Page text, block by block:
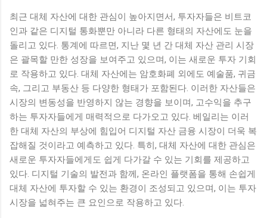
최근 대체 자산에 대한 관심이 높아지면서, 투자자들은 비트코
인과 같은 디지털 통화뿐만 아니라 다른 형태의 자산에도 눈을
돌리고 있다. 통계에 따르면, 지난 몇 년 간 대체 자산 관리 시장
은 괄목할 만한 성장을 보여주고 있으며, 이는 새로운 투자 기회
로 작용하고 있다. 대체 자산에는 암호화폐 외에도 예술품, 귀금
속, 그리고 부동산 등 다양한 형태가 포함된다. 이러한 자산들은
시장의 변동성을 반영하지 않는 경향을 보이며, 고수익을 추구
하는 투자자들에게 매력적으로 다가오고 있다. 베일리는 이러
한 대체 자산의 부상에 힘입어 디지털 자산 금융 시장이 더욱 복
잡해질 것이라고 예측하고 있다. 특히, 대체 자산에 대한 관심은
새로운 투자자들에게도 쉽게 다가갈 수 있는 기회를 제공하고
있다. 디지털 기술의 발전과 함께, 온라인 플랫폼을 통해 손쉽게
대체 자산에 투자할 수 있는 환경이 조성되고 있으며, 이는 투자
시장을 넓혀주는 큰 요인으로 작용하고 있다.